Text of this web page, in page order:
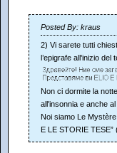
Posted By: kraus
2) Vi sarete tutti
l’epigrafe all'inizio
Non ci dormite la
all'insonnia e anche
Noi siamo Le
E LE STORIE TESE”